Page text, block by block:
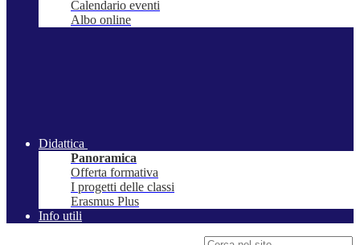
Calendario eventi
Albo online
Didattica
Panoramica
Offerta formativa
I progetti delle classi
Erasmus Plus
Info utili